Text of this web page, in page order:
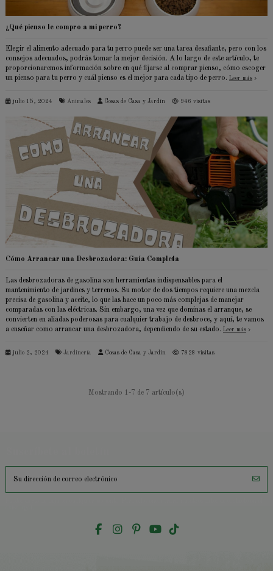
¿Qué pienso le compro a mi perro?
Elegir el alimento adecuado para tu perro puede ser una tarea desafiante, pero con los
consejos adecuados, podrás tomar la mejor decisión. A lo largo de este artículo, te
proporcionaremos información sobre en qué fijarse al comprar pienso, cómo escoger
un pienso para tu perro y cuál pienso es el mejor para cada tipo de perro. Leer más
julio 15, 2024 Animales Cosas de Casa y Jardín 946 visitas
Cómo Arrancar una Desbrozadora: Guía Completa
Las desbrozadoras de gasolina son herramientas indispensables para el
mantenimiento de jardines y terrenos. Su motor de dos tiempos requiere una mezcla
precisa de gasolina y aceite, lo que las hace un poco más complejas de manejar
comparadas con las eléctricas. Sin embargo, una vez que dominas el arranque, se
convierten en aliadas poderosas para cualquier trabajo de desbroce, y aquí, te vamos
a enseñar como arrancar una desbrozadora, dependiendo de su estado. Leer más
julio 2, 2024 Jardinería Cosas de Casa y Jardín 7828 visitas
Mostrando 1-7 de 7 artículo(s)